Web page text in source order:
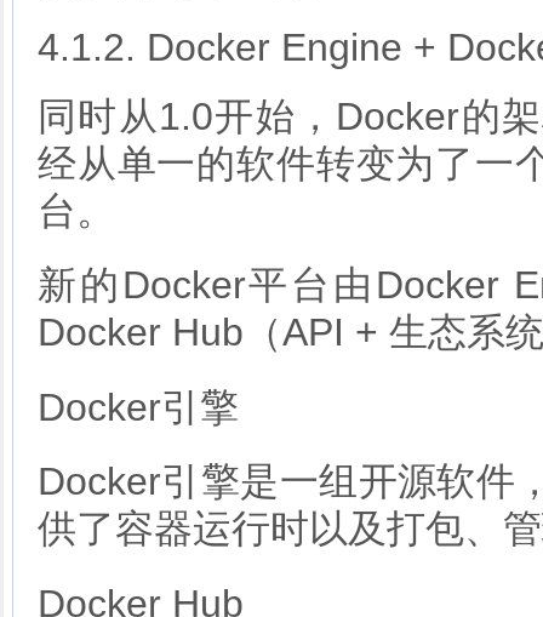
4.1.2. Docker Engine +
同时从1.0开始，Docker的
经从单一的软件转变为了一
台。
新的Docker平台由Docker
Docker Hub（API + 生态系
Docker引擎
Docker引擎是一组开源软件
供了容器运行时以及打包、
Docker Hub